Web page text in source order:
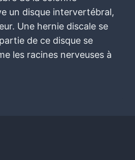
un disque intervertébral,
Une hernie discale se
de ce disque se
les racines nerveuses à